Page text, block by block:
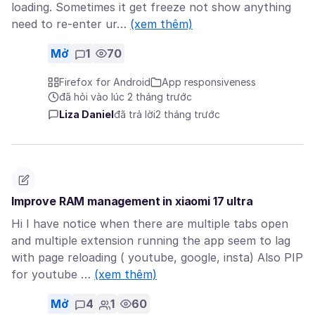
loading. Sometimes it get freeze not show anything
need to re-enter ur… (xem thêm)
Mở 1 70
Firefox for Android
App responsiveness
đã hỏi vào lúc 2 tháng trước
Liza Daniel đã trả lời2 tháng trước
Improve RAM management in xiaomi 17 ultra
Hi I have notice when there are multiple tabs open
and multiple extension running the app seem to lag
with page reloading ( youtube, google, insta) Also PIP
for youtube … (xem thêm)
Mở 4 1 60